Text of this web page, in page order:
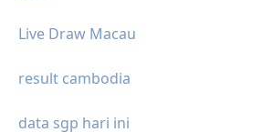
Live Draw Macau
result cambodia
data sgp hari ini